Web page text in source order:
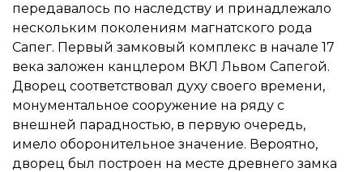
передавалось по наследству и принадлежало
нескольким поколениям магнатского рода
Сапег. Первый замковый комплекс в начале 17
века заложен канцлером ВКЛ Львом Сапегой.
Дворец соответствовал духу своего времени,
монументальное сооружение на ряду с
внешней парадностью, в первую очередь,
имело оборонительное значение. Вероятно,
дворец был построен на месте древнего замка